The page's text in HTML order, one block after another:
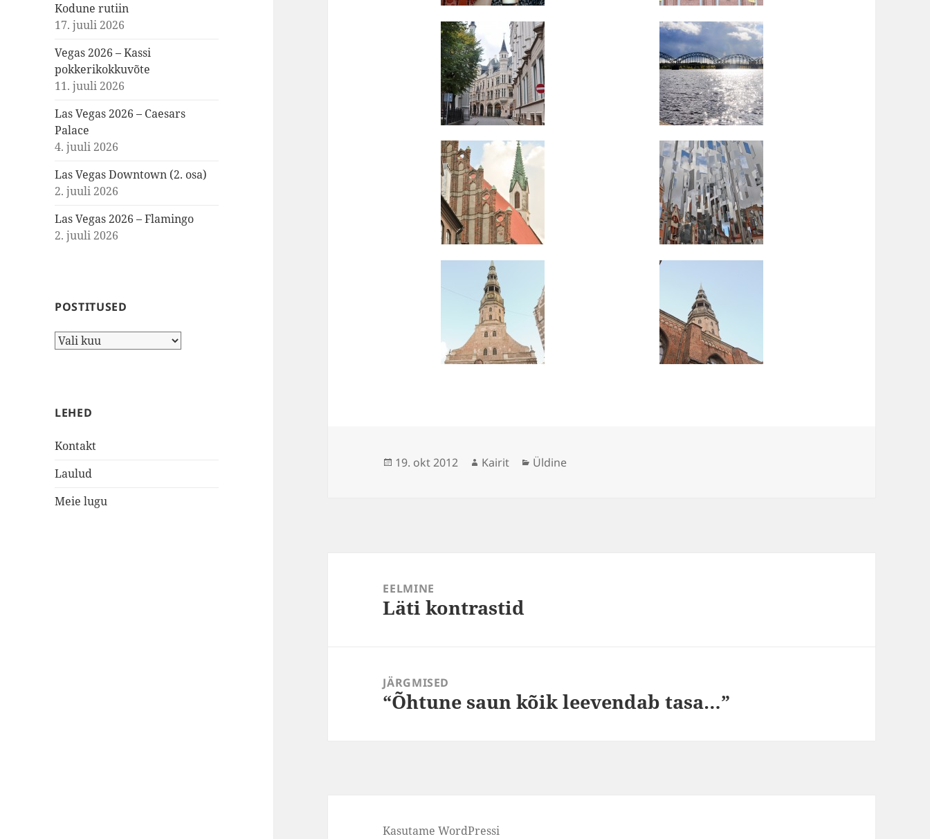
Kodune rutiin
17. juuli 2026
Vegas 2026 – Kassi
pokkerikokkuvõte
11. juuli 2026
Las Vegas 2026 – Caesars
Palace
4. juuli 2026
Las Vegas Downtown (2. osa)
2. juuli 2026
Las Vegas 2026 – Flamingo
2. juuli 2026
POSTITUSED
Postitused
LEHED
Kontakt
Laulud
Meie lugu
Postitatud
19. okt 2012 Autor
Kairit Rubriigid
Üldine
EELMINE
Eelmine
Läti kontrastid
JÄRGMISED
Järgmine
“Õhtune saun kõik leevendab tasa…”
Kasutame WordPressi